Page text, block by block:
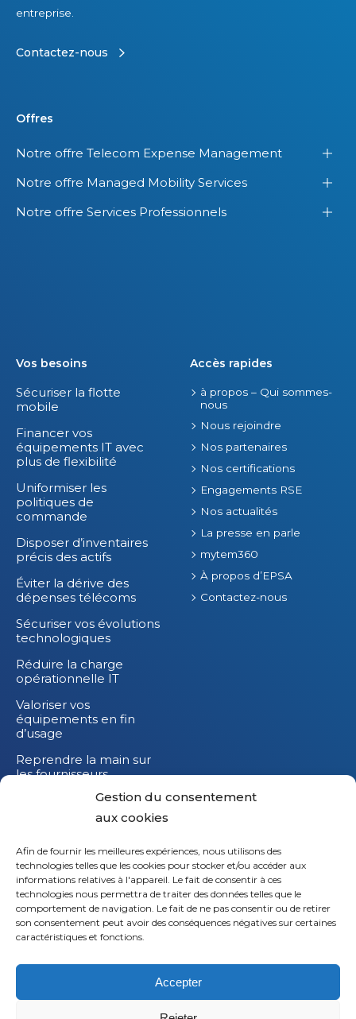
Gestion du consentement
aux cookies
Afin de fournir les meilleures expériences, nous utilisons des
technologies telles que les cookies pour stocker et/ou accéder aux
informations relatives à l'appareil. Le fait de consentir à ces
technologies nous permettra de traiter des données telles que le
comportement de navigation. Le fait de ne pas consentir ou de retirer
son consentement peut avoir des conséquences négatives sur certaines
caractéristiques et fonctions.
Accepter
entreprise.
Contactez-nous
Offres
Notre offre Telecom Expense Management
Notre offre Managed Mobility Services
Notre offre Services Professionnels
Vos besoins
Sécuriser la flotte
mobile
Financer vos
équipements IT avec
plus de flexibilité
Uniformiser les
politiques de
commande
Disposer d’inventaires
précis des actifs
Éviter la dérive des
dépenses télécoms
Sécuriser vos évolutions
technologiques
Réduire la charge
opérationnelle IT
Valoriser vos
équipements en fin
d’usage
Reprendre la main sur
les fournisseurs
Réduire l’impact
carbone de vos
Accès rapides
à propos – Qui sommes-
nous
Nous rejoindre
Nos partenaires
Nos certifications
Engagements RSE
Nos actualités
La presse en parle
mytem360
À propos d’EPSA
Contactez-nous